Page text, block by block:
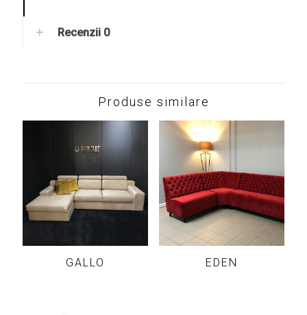
Recenzii 0
Produse similare
GALLO EDEN